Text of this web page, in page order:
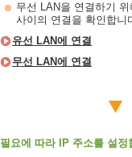
무선 LAN을 연결하기
사이의 연결을 확인합니
유선 LAN에 연결
무선 LAN에 연결
필요에 따라 IP 주소를 설정